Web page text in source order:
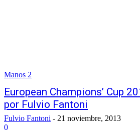
Manos 2
European Champions’ Cup
por Fulvio Fantoni
Fulvio Fantoni - 21 noviembre, 2013
0